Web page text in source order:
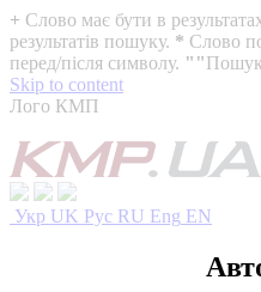
+ Слово має бути в
результатів пошуку. * Слово
перед/після символу. ""Пошук
Skip to content
Лого КМП
Укр UK Рус RU Eng EN